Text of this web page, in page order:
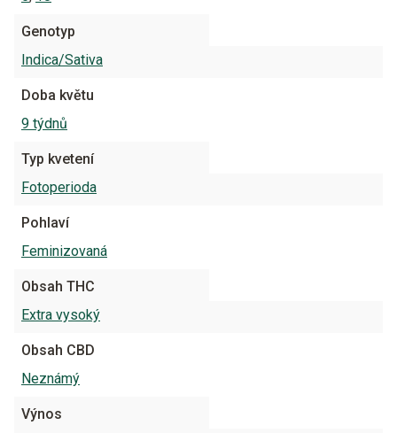
Genotyp
Indica/Sativa
Doba květu
9 týdnů
Typ kvetení
Fotoperioda
Pohlaví
Feminizovaná
Obsah THC
Extra vysoký
Obsah CBD
Neznámý
Výnos